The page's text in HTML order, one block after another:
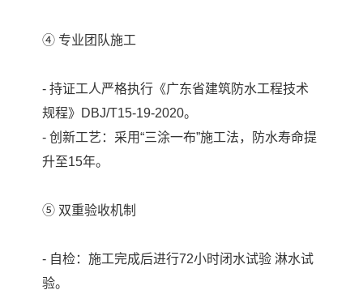
④ 专业团队施工
- 持证工人严格执行《广东省建筑防水工程技术
规程》DBJ/T15-19-2020。
- 创新工艺：采用“三涂一布”施工法，防水寿命提
升至15年。
⑤ 双重验收机制
- 自检：施工完成后进行72小时闭水试验 淋水试
验。